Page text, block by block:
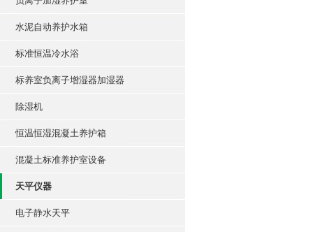
水泥自动养护水箱
标准恒温冷水浴
标养室负离子增湿器加湿器
除湿机
恒温恒湿混凝土养护箱
混凝土标准养护室设备
天平仪器
电子静水天平